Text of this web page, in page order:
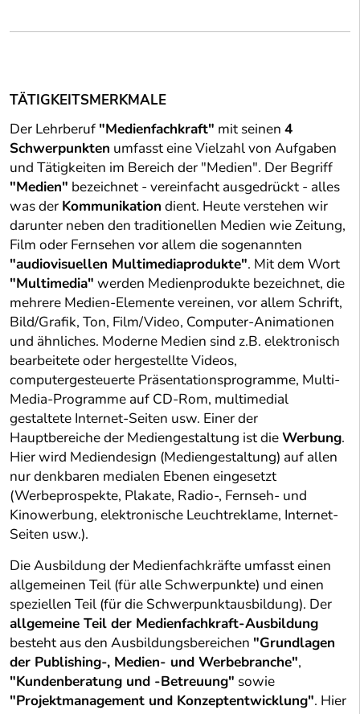
TÄTIGKEITSMERKMALE
Der Lehrberuf "Medienfachkraft" mit seinen 4
Schwerpunkten umfasst eine Vielzahl von Aufgaben
und Tätigkeiten im Bereich der "Medien". Der Begriff
"Medien" bezeichnet - vereinfacht ausgedrückt - alles
was der Kommunikation dient. Heute verstehen wir
darunter neben den traditionellen Medien wie Zeitung,
Film oder Fernsehen vor allem die sogenannten
"audiovisuellen Multimediaprodukte". Mit dem Wort
"Multimedia" werden Medienprodukte bezeichnet, die
mehrere Medien-Elemente vereinen, vor allem Schrift,
Bild/Grafik, Ton, Film/Video, Computer-Animationen
und ähnliches. Moderne Medien sind z.B. elektronisch
bearbeitete oder hergestellte Videos,
computergesteuerte Präsentationsprogramme, Multi-
Media-Programme auf CD-Rom, multimedial
gestaltete Internet-Seiten usw. Einer der
Hauptbereiche der Mediengestaltung ist dieWerbung.
Hier wird Mediendesign (Mediengestaltung) auf allen
nur denkbaren medialen Ebenen eingesetzt
(Werbeprospekte, Plakate, Radio-, Fernseh- und
Kinowerbung, elektronische Leuchtreklame, Internet-
Seiten usw.).
Die Ausbildung der Medienfachkräfte umfasst einen
allgemeinen Teil (für alle Schwerpunkte) und einen
speziellen Teil (für die Schwerpunktausbildung). Der
allgemeine Teil der Medienfachkraft-Ausbildung
besteht aus den Ausbildungsbereichen "Grundlagen
der Publishing-, Medien- und Werbebranche",
"Kundenberatung und -Betreuung" sowie
"Projektmanagement und Konzeptentwicklung". Hier